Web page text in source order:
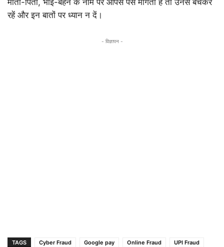
रहें और इन बातों पर ध्यान न दें।
- विज्ञापन -
TAGS Cyber Fraud Google pay Online Fraud
UPI Fraud